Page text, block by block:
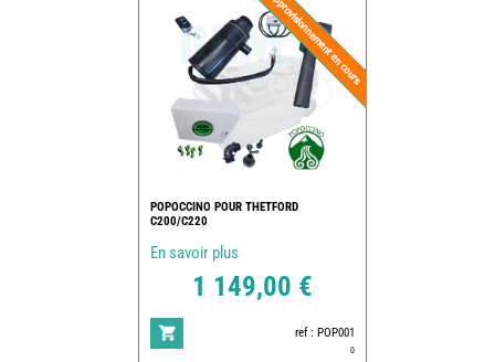
POPOCCINO POUR THETFORD
C200/C220
En savoir plus
1 149,00 €
ref : POP001
0